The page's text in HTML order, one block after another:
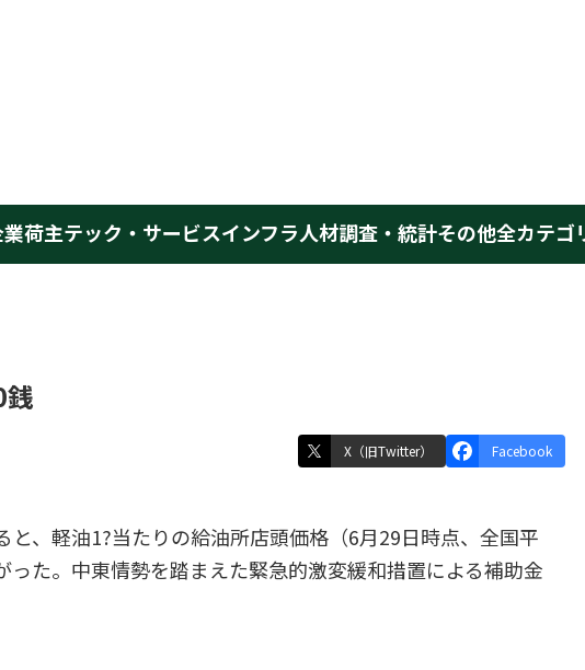
荷主テック・サービスインフラ人材調査・統計その他全カテゴ
X（旧Twitter） Facebook
、軽油1?当たりの給油所店頭価格（6月29日時点、全国平
た。中東情勢を踏まえた緊急的激変緩和措置による補助金